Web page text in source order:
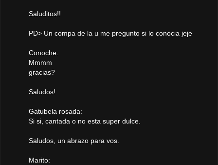
Saluditos!!
PD> Un compa de la u me pregunto si lo conocia jeje
Conoche:
Mmmm
gracias?
Saludos!
Gatubela rosada:
Si si, cantada o no esta super dulce.
Saludos, un abrazo para vos.
Marito: